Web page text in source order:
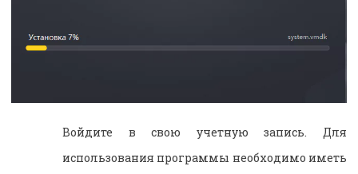
Войдите в свою учетную запись. Для
использования программы необходимо иметь